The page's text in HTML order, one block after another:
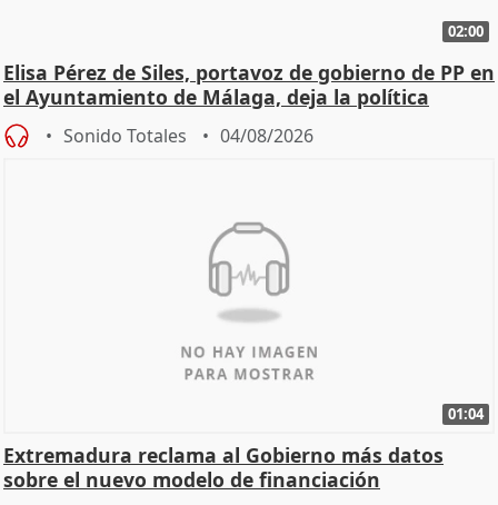
02:00
Elisa Pérez de Siles, portavoz de gobierno de PP en
el Ayuntamiento de Málaga, deja la política
Sonido Totales 04/08/2026
01:04
Extremadura reclama al Gobierno más datos
sobre el nuevo modelo de financiación